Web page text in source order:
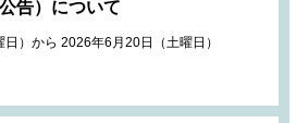
告）について
）から 2026年6月20日（土曜日）